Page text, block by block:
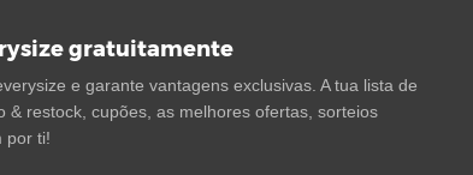
gratuitamente
e garante vantagens exclusivas. A tua lista de
& restock, cupões, as melhores ofertas, sorteios
por ti!